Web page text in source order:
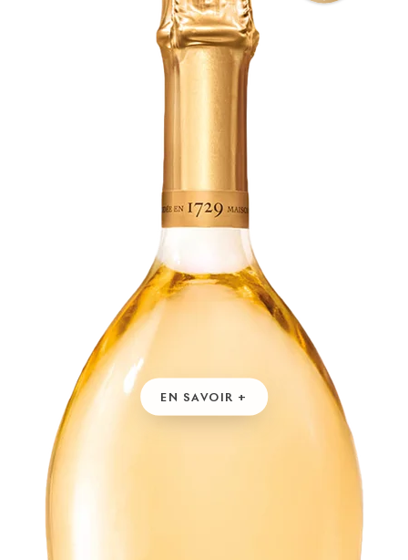
EN SAVOIR +